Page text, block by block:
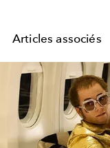
Articles associés